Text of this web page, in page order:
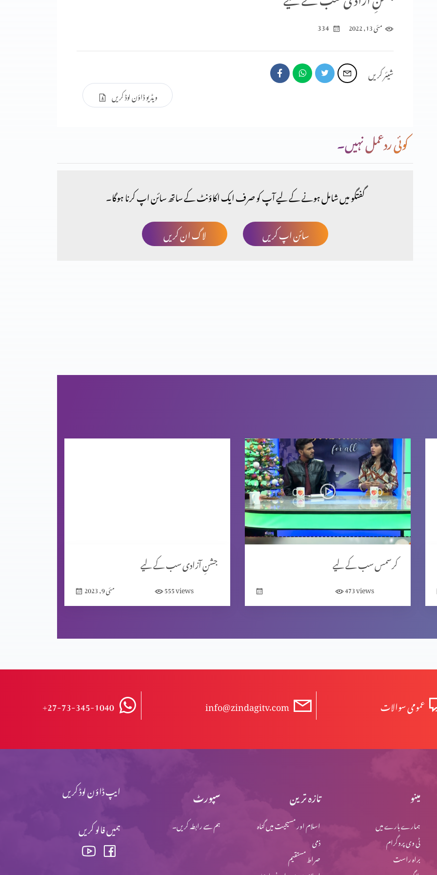
مئی 13, 2022 334
شیئر کریں
ویڈیو ڈاؤن لوڈ کریں
کوئی ردعمل نہیں۔
گفتگو میں شامل ہونے کے لیے آپ کو صرف ایک اکاؤنٹ کے ساتھ سائن اپ کرنا ہوگا۔
لاگ ان کریں
سائن اپ کریں
جشنِ آزادی سب کے لیے
مئی 9, 2023 555views
کرسمس سب کے لیے
473views
+27-73-345-1040 info@zindagitv.com عمومی سوالات
ایپ ڈاؤن لوڈ کریں
ہمیں فالو کریں
سپورٹ
ہم سے رابطہ کریں۔
تازہ ترین
اسلام اور مسیحیت میں گناہ
ذمی
صراط مستقیم
مینو
ہمارے بارے میں
ٹی وی پروگرام
براہ راست